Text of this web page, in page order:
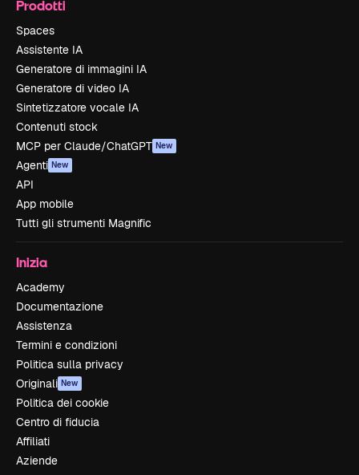
Prodotti
Spaces
Assistente IA
Generatore di immagini IA
Generatore di video IA
Sintetizzatore vocale IA
Contenuti stock
MCP per Claude/ChatGPT New
Agenti New
API
App mobile
Tutti gli strumenti Magnific
Inizia
Academy
Documentazione
Assistenza
Termini e condizioni
Politica sulla privacy
Originali New
Politica dei cookie
Centro di fiducia
Affiliati
Aziende